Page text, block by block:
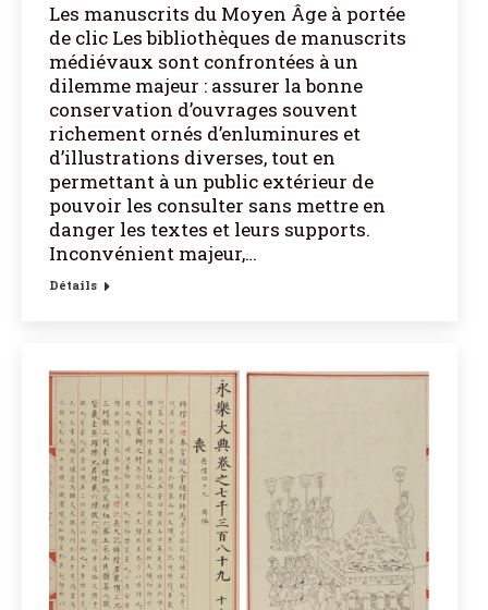
Les manuscrits du Moyen Âge à portée
de clic Les bibliothèques de manuscrits
médiévaux sont confrontées à un
dilemme majeur : assurer la bonne
conservation d’ouvrages souvent
richement ornés d’enluminures et
d’illustrations diverses, tout en
permettant à un public extérieur de
pouvoir les consulter sans mettre en
danger les textes et leurs supports.
Inconvénient majeur,…
Détails